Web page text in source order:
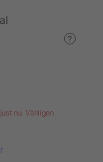
?
nu. Vänligen